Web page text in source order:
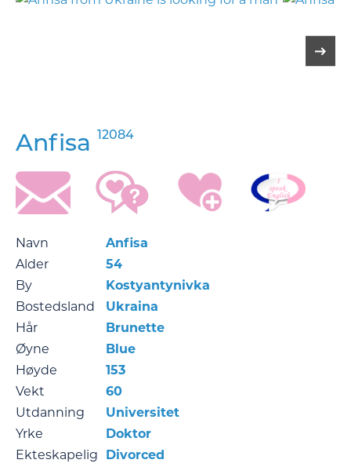
Anfisa 12084
Navn
Anfisa
Alder
54
By
Kostyantynivka
Bostedsland
Ukraina
Hår
Brunette
Øyne
Blue
Høyde
153
Vekt
60
Utdanning
Universitet
Yrke
Doktor
Ekteskapelig
Divorced